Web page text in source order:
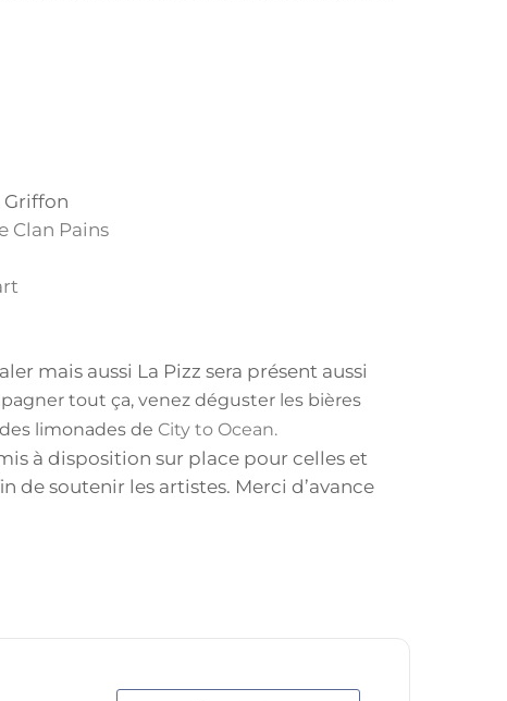
Griffon
Clan Pains
mais aussi La Pizz sera présent aussi
tout ça, venez déguster les bières
limonades de City to Ocean.
à disposition sur place pour celles et
soutenir les artistes. Merci d’avance